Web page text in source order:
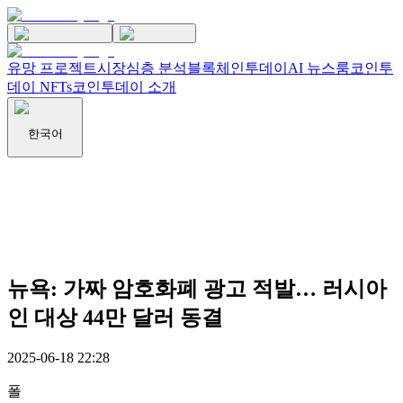
유망 프로젝트시장심층 분석블록체인투데이 AI 뉴스룸코인투
데이 NFTs코인투데이 소개
한국어
뉴욕: 가짜 암호화폐 광고 적발… 러시아
인 대상 44만 달러 동결
2025-06-18 22:28
폴